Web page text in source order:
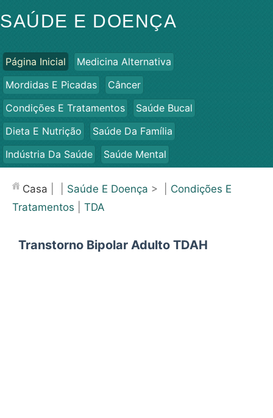
SAÚDE E DOENÇA
Página Inicial
Medicina Alternativa
Mordidas E Picadas
Câncer
Condições E Tratamentos
Saúde Bucal
Dieta E Nutrição
Saúde Da Família
Indústria Da Saúde
Saúde Mental
Saúde
Casa Saúde E Doença > | Condições E
Tratamentos
TDA
Transtorno Bipolar Adulto TDAH